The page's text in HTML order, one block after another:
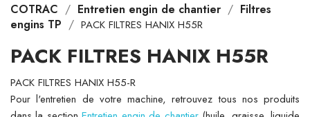
COTRAC Entretien engin de chantier
Filtres
engins TP
PACK FILTRES HANIX H55R
PACK FILTRES HANIX H55R
PACK FILTRES HANIX H55-R
Pour l'entretien de votre machine, retrouvez tous nos produits